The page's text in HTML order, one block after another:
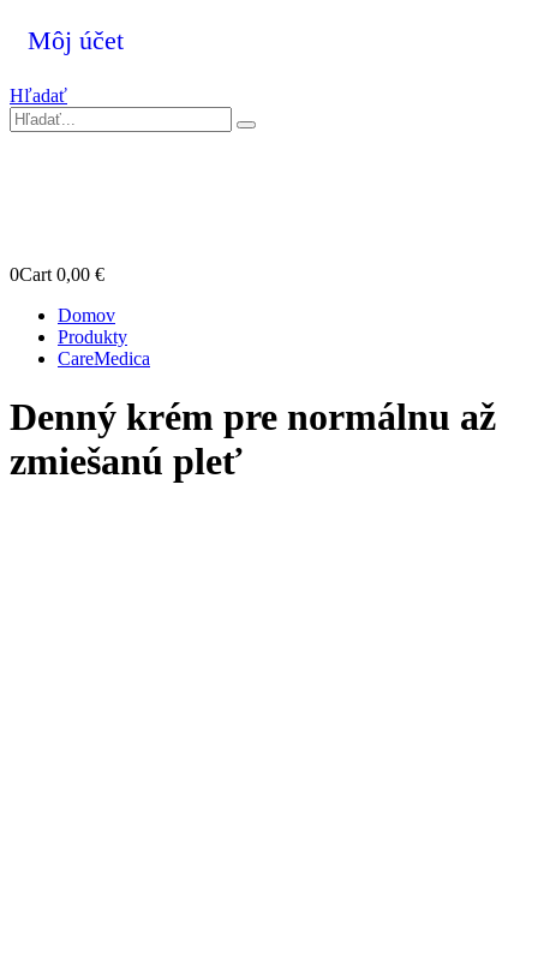
Môj účet
Hľadať
0Cart 0,00 €
Domov
Produkty
CareMedica
Denný krém pre normálnu až
zmiešanú pleť